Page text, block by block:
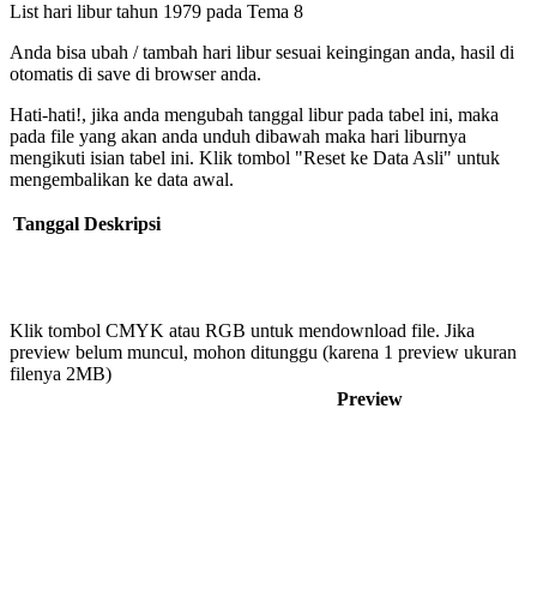
List hari libur tahun 1979 pada Tema 8
Anda bisa ubah / tambah hari libur sesuai keingingan anda, hasil di
otomatis di save di browser anda.
Hati-hati!, jika anda mengubah tanggal libur pada tabel ini, maka
pada file yang akan anda unduh dibawah maka hari liburnya
mengikuti isian tabel ini. Klik tombol "Reset ke Data Asli" untuk
mengembalikan ke data awal.
Tanggal Deskripsi
Klik tombol CMYK atau RGB untuk mendownload file. Jika
preview belum muncul, mohon ditunggu (karena 1 preview ukuran
filenya 2MB)
Preview